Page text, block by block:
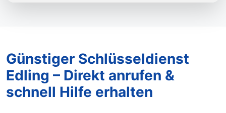
Günstiger Schlüsseldienst
Edling – Direkt anrufen &
schnell Hilfe erhalten